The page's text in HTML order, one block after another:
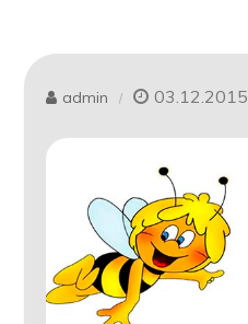
admin 03.12.2015